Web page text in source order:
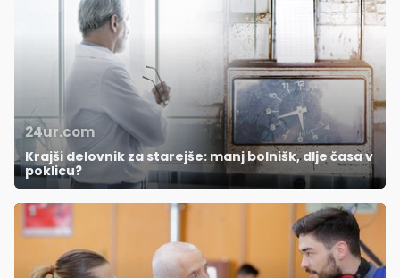
24ur.com
Krajši delovnik za starejše: manj bolnišk, dlje časa v
poklicu?